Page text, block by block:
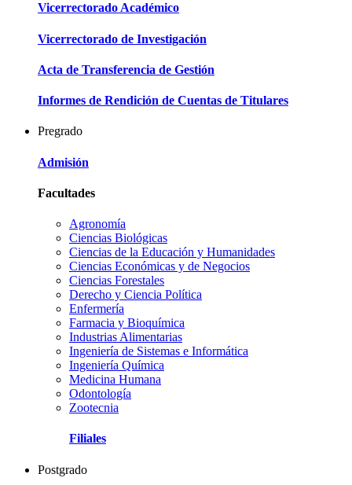
Vicerrectorado Académico
Vicerrectorado de Investigación
Acta de Transferencia de Gestión
Informes de Rendición de Cuentas de Titulares
Pregrado
Admisión
Facultades
Agronomía
Ciencias Biológicas
Ciencias de la Educación y Humanidades
Ciencias Económicas y de Negocios
Ciencias Forestales
Derecho y Ciencia Política
Enfermería
Farmacia y Bioquímica
Industrias Alimentarias
Ingeniería de Sistemas e Informática
Ingeniería Química
Medicina Humana
Odontología
Zootecnia
Filiales
Postgrado